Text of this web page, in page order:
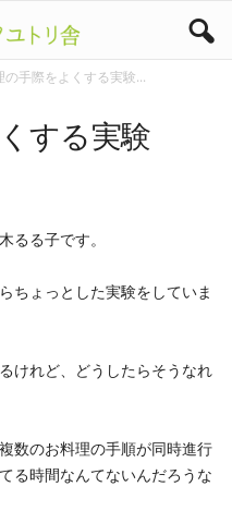
の手際をよくする実験...
する実験
るる子です。
ちょっとした実験をしていま
けれど、どうしたらそうなれ
数のお料理の手順が同時進行
る時間なんてないんだろうな